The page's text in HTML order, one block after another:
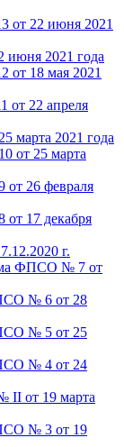
от 22 июня 2021
июня 2021 года
от 18 мая 2021
от 22 апреля
марта 2021 года
от 25 марта
от 26 февраля
17 декабря
г.
ФПСО № 7 от
№ 6 от 28
№ 5 от 25
№ 4 от 24
II от 19 марта
№ 3 от 19